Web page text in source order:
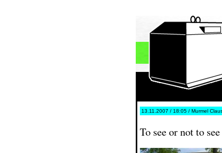
13.11.2007 / 18:05 / Murmel
To see or not to